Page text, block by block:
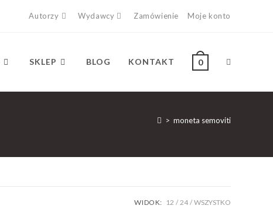
Autorzy Wydawcy Zamówienie Moje konto
SKLEP BLOG KONTAKT 0
> moneta semoviti
WIDOK: 12 24 WSZYSTKO